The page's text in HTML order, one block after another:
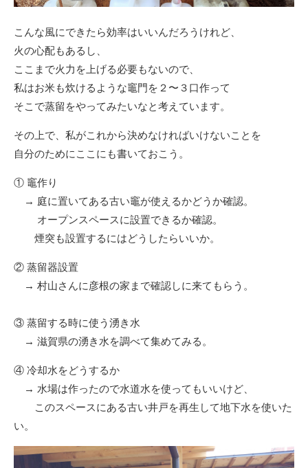
こんな風にできたら効率はいいんだろうけれど、
火の心配もあるし、
ここまで火力を上げる必要もないので、
私はお米も炊けるような竈門を２〜３口作って
そこで蒸留をやってみたいなと考えています。
その上で、私がこれから決めなければいけないことを
自分のためにここにも書いておこう。
① 竈作り
→ 庭に置いてある古い竈が使えるかどうか確認。
オープンスペースに設置できるか確認。
煙突も設置するにはどうしたらいいか。
② 蒸留器設置
→ 村山さんに彦根の家まで確認しに来てもらう。
③ 蒸留する時に使う湧き水
→ 滋賀県の湧き水を調べて集めてみる。
④ 冷却水をどうするか
→ 水場は作ったので水道水を使ってもいいけど、
このスペースにある古い井戸を再生して地下水を使いた
い。